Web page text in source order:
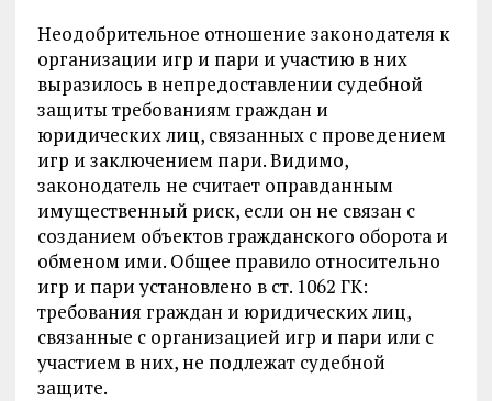
Неодобрительное отношение законодателя к
организации игр и пари и участию в них
выразилось в непредоставлении судебной
защи­ты требованиям граждан и
юридических лиц, связанных с проведени­ем
игр и заключением пари. Видимо,
законодатель не считает оправ­данным
имущественный риск, если он не связан с
созданием объектов гражданского оборота и
обменом ими. Общее правило отно­сительно
игр и пари установлено в ст. 1062 ГК:
требования граждан и юридических лиц,
связанные с организацией игр и пари или с
учас­тием в них, не подлежат судебной
защите.